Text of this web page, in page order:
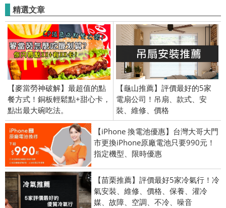
定精選文章
【麥當勞神破解】最超值的點
餐方式！銅板輕鬆點+甜心卡，
點出最大碗吃法。
【龜山推薦】評價最好的5家
電扇公司！吊扇、款式、安
裝、維修、價格
【iPhone 換電池優惠】台灣大哥大門
市更換iPhone原廠電池只要990元！
指定機型、限時優惠
【苗栗推薦】評價最好5家冷氣行！冷
氣安裝、維修、價格、保養、灌冷
媒、故障、空調、不冷、噪音